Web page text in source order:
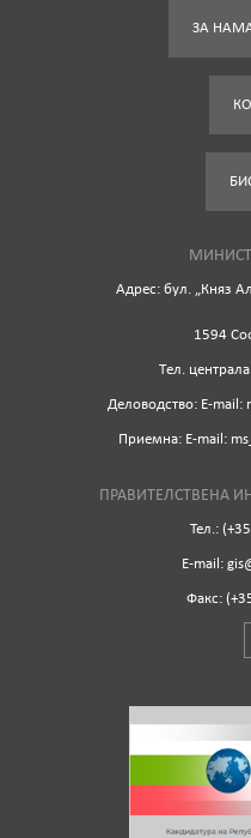
ЗА
Адрес: бул. „Княз
1594
Tел.
Деловодство: Е-mail:
Приемна: Е-mail:
ПРАВИТЕЛСТВЕНА
Тел.:
Е-mail:
Факс: